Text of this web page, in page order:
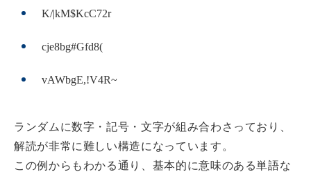
K/|kM$KcC72r
cje8bg#Gfd8(
vAWbgE,!V4R~
ランダムに数字・記号・文字が組み合わさっており、
解読が非常に難しい構造になっています。
この例からもわかる通り、基本的に意味のある単語な